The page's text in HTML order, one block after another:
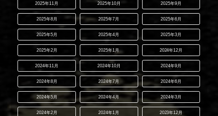
2025年11月 2025年10月 2025年9月
2025年8月 2025年7月 2025年6月
2025年5月 2025年4月 2025年3月
2025年2月 2025年1月 2024年12月
2024年11月 2024年10月 2024年9月
2024年8月 2024年7月 2024年6月
2024年5月 2024年4月 2024年3月
2024年2月 2024年1月 2023年12月